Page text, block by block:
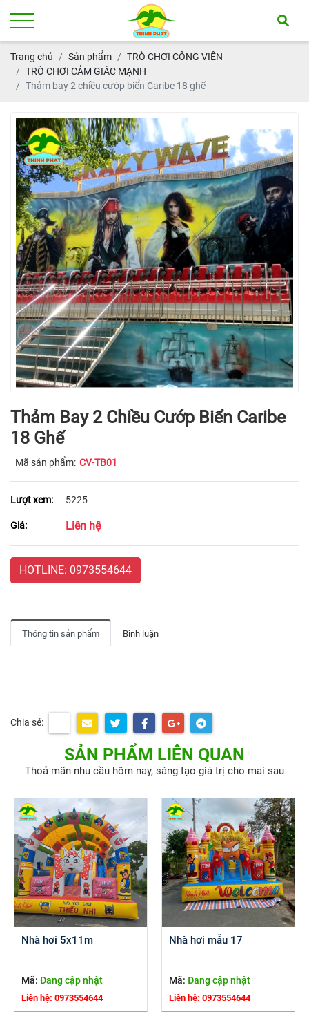
Trang chủ Sản phẩm
TRÒ CHƠI CÔNG VIÊN
TRÒ CHƠI CẢM GIÁC MẠNH
Thảm bay 2 chiều cướp biển Caribe 18 ghế
Thảm Bay 2 Chiều Cướp Biển Caribe
18 Ghế
Mã sản phẩm: CV-TB01
Lượt xem: 5225
Giá: Liên hệ
HOTLINE: 0973554644
Thông tin sản phẩm Bình luận
Chia sẻ:
SẢN PHẨM LIÊN QUAN
Thoả mãn nhu cầu hôm nay, sáng tạo giá trị cho mai sau
Nhà hơi 5x11m
Mã: Đang cập nhật
Liên hệ: 0973554644
Nhà hơi mẫu 17
Mã: Đang cập nhật
Liên hệ: 0973554644